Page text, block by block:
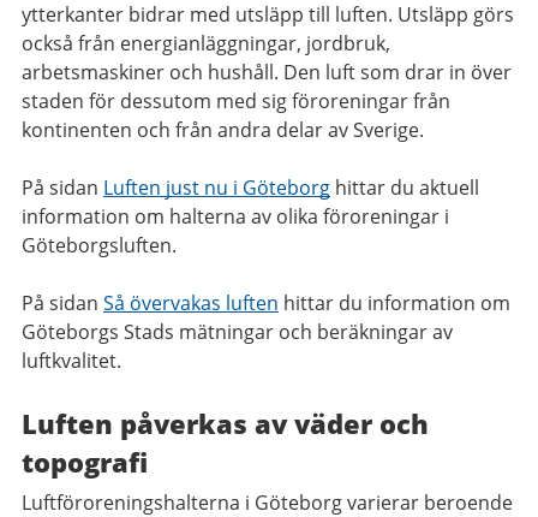
ytterkanter bidrar med utsläpp till luften. Utsläpp görs
också från energianläggningar, jordbruk,
arbetsmaskiner och hushåll. Den luft som drar in över
staden för dessutom med sig föroreningar från
kontinenten och från andra delar av Sverige.
På sidan Luften just nu i Göteborg hittar du aktuell
information om halterna av olika föroreningar i
Göteborgsluften.
På sidan Så övervakas luften hittar du information om
Göteborgs Stads mätningar och beräkningar av
luftkvalitet.
Luften påverkas av väder och
topografi
Luftföroreningshalterna i Göteborg varierar beroende